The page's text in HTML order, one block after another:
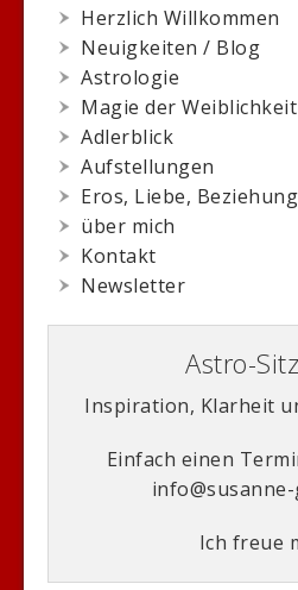
Herzlich Willkommen
Neuigkeiten / Blog
Astrologie
Magie der Weiblichkeit
Adlerblick
Aufstellungen
Eros, Liebe, Beziehung
über mich
Kontakt
Newsletter
Astro-
Inspiration, Klarheit
Einfach einen
Ich freue